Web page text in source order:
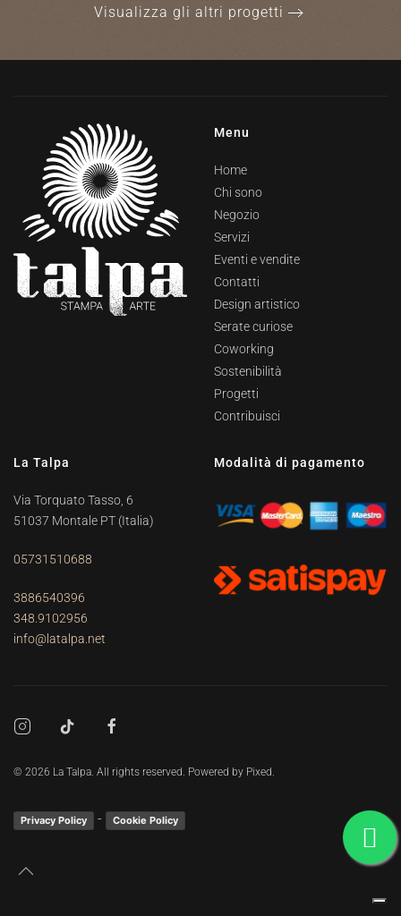
Visualizza gli altri progetti
Menu
Home
Chi sono
Negozio
Servizi
Eventi e vendite
Contatti
Design artistico
Serate curiose
Coworking
Sostenibilità
Progetti
Contribuisci
La Talpa
Via Torquato Tasso, 6
51037 Montale PT (Italia)
05731510688
3886540396
348.9102956
info@latalpa.net
Modalità di pagamento
© 2026 La Talpa. All rights reserved. Powered by Pixed.
Privacy Policy - Cookie Policy